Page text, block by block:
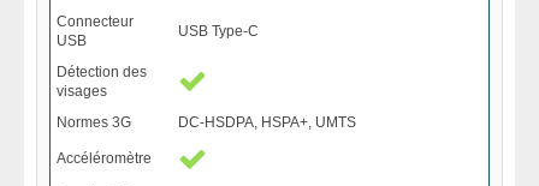
Connecteur
USB
USB Type-C
Détection des
visages
Normes 3G
DC-HSDPA, HSPA+, UMTS
Accéléromètre